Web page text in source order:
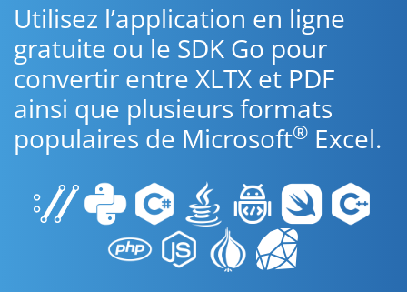
Utilisez l’application en ligne
gratuite ou le SDK Go pour
convertir entre XLTX et PDF
ainsi que plusieurs formats
populaires de Microsoft® Excel.